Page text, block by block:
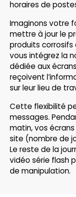
horaires de
Imaginons votre
mettre à jour le
produits corrosifs
vous intégrez la
dédiée aux
reçoivent
sur leur lieu de
Cette flexibilité
messages.
matin, vos
site (nombre de
Le reste de la
vidéo série flash
de manipulation.